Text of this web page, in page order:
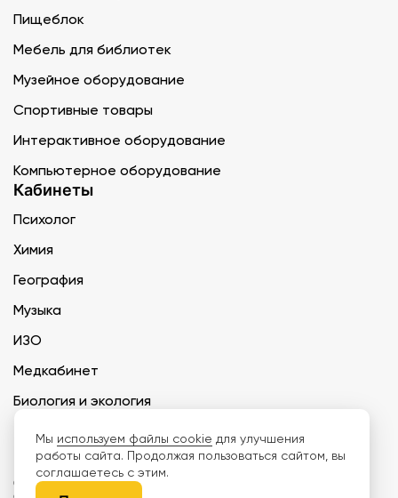
Пищеблок
Мебель для библиотек
Музейное оборудование
Спортивные товары
Интерактивное оборудование
Компьютерное оборудование
Кабинеты
Психолог
Химия
География
Музыка
ИЗО
Медкабинет
Биология и экология
Технология
ООО «Дети наше будущее» ИНН 6671165273 ОГРН 1216600030250 КПП
667101001 БИК 046577674
Мы используем файлы cookie для улучшения
работы сайта. Продолжая пользоваться сайтом, вы
соглашаетесь с этим.